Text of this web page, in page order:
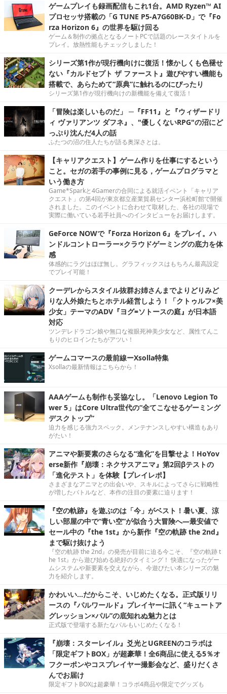
ゲームプレイも録画配信もこれ1台。AMD Ryzen™ AI
プロセッサ搭載の「G TUNE P5-A7G60BK-D」で『Fo
rza Horizon 6』の世界を駆け回る
ゲーム＆制作の拠点となるノートPCで話題のレースタイトルを
プレイ。放熱性能もチェックしました！
シリーズ第1作が現行機向けに復活！懐かしくも色褪せ
ない『カルドセプト ザ ファースト』遊びやすい機能も
搭載で、あらためて“原典”に触れるのにぴったり
シリーズ第1作が現行機向けの新機能を備えて復活！
「冒険は楽しいものだ」 ─『FF11』と『ウィザードリ
ィ ヴァリアンツ ダフネ』、"優しくないRPG"の沼にど
っぷり沈んだ4人の話
ふたつの沼の住人たちが語る奥深さとは。
【キャリアクエスト】ゲーム作りを仕事にするという
こと。セガの若手の事例に見る，ゲームプログラマと
いう働き方
Game*Sparkと4Gamerの合同による就活イベント「キャリア
クエスト」の第4回が東京都立産業貿易センター浜松町館で開催
されました。このイベントに合わせて取材した、各社の現場で
実際に働いている若手社員へのインタビューをお届けします。
GeForce NOWで『Forza Horizon 6』をプレイ。ハ
ンドルコントローラー×クラウドゲーミングの底力を体
感
体感的にラグはほぼ無し。グラフィックスはもちろん最高設定
でプレイ可能！
クーデレからスタイル抜群お姉さんまでよりどりみど
りな人外娘たちとホテル経営しよう！「クトゥルフ×美
少女」テーマのADV『ヨグ=ソトースの庭』が日本語
対応
ツンデレドラゴン娘や無口な複眼死神美少女など、属性てんこ
もりのヒロインたちがアツい！
ゲームコマースの最前線ーXsolla特集
Xsollaの最新情報はこちらから！
AAAゲームも制作も妥協なし。「Lenovo Legion To
wer 5」はCore Ultra世代の“全てこなせるゲーミング
デスクトップ”
迫力を感じる強力スペック。メンテナンスしやすい構造もあり
がたい！
アニマや新要素のさらなる“進化”を目撃せよ！HoYov
erse新作『崩壊：ネクサスアニマ』第2回βテストの
「進化テスト」を体験【プレイレポ】
さまざまなアニマとの出会いや、スキルによってさらに戦略性
が増したバトルなど、本作の注目の要素に迫ります！
『空の軌跡』を遊ぶのは「今」がベスト！暑い夏、涼
しい部屋の中で“青い空”が似合う大冒険へ―最安値で
セール中の『the 1st』から新作『空の軌跡 the 2nd』
まで駆け抜けよう
『空の軌跡 the 2nd』の発売が目前に迫る今こそ、『空の軌跡 t
he 1st』から遊び始める絶好のタイミング！ 快適になったゲー
ムシステムや新要素を交えながら、今遊びたい本シリーズの魅
力を紹介します。
かわいい…だからこそ、いじめたくなる。正式版リリ
ースの『パルワールド』プレイヤーに訊く“キュートア
グレッション×パル”の底知れぬ魅力とは
正式版で登場する新たなパルもいじめたくなる！
『崩壊：スターレイル』爻光とUGREENのコラボは
「限定ギフトBOX」が超豪華！全6商品に使える5％オ
フクーポンやコスプレイヤー撮影会など、盛りだくさ
んでお届け
限定ギフトBOXは超豪華！コラボ4商品や限定でグッズも